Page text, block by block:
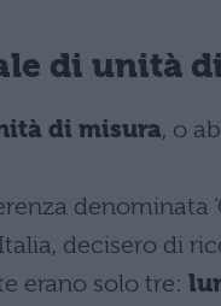
di unità
di misura, o
denominata
decisero di
erano solo tre: